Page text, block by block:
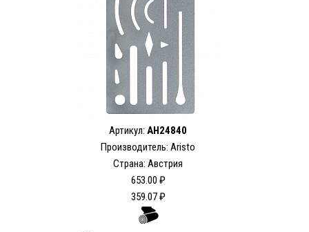
Артикул: AH24840
Производитель: Aristo
Страна: Австрия
653.00 ₽
359.07 ₽